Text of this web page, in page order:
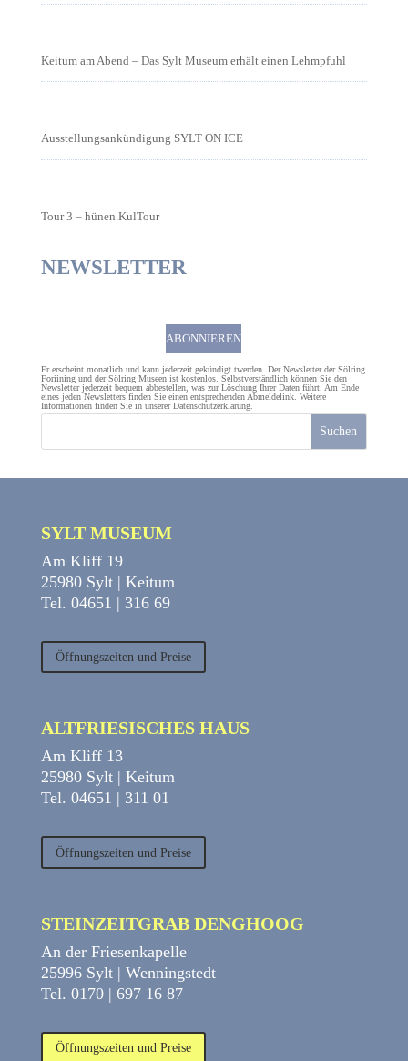
Keitum am Abend – Das Sylt Museum erhält einen Lehmpfuhl
Ausstellungsankündigung SYLT ON ICE
Tour 3 – hünen.KulTour
NEWSLETTER
ABONNIEREN
Er erscheint monatlich und kann jederzeit gekündigt twerden. Der Newsletter der Sölring
Foriining und der Sölring Museen ist kostenlos. Selbstverständlich können Sie den
Newsletter jederzeit bequem abbestellen, was zur Löschung Ihrer Daten führt. Am Ende
eines jeden Newsletters finden Sie einen entsprechenden Abmeldelink. Weitere
Informationen finden Sie in unsererDatenschutzerklärung.
Suchen
SYLT MUSEUM
Am Kliff 19
25980 Sylt | Keitum
Tel. 04651 | 316 69
Öffnungszeiten und Preise
ALTFRIESISCHES HAUS
Am Kliff 13
25980 Sylt | Keitum
Tel. 04651 | 311 01
Öffnungszeiten und Preise
STEINZEITGRAB DENGHOOG
An der Friesenkapelle
25996 Sylt | Wenningstedt
Tel. 0170 | 697 16 87
Öffnungszeiten und Preise